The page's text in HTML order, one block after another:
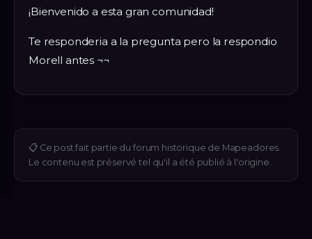
¡Bienvenido a esta gran comunidad!
Te responderia a la pregunta pero la respondio
Morell antes ¬¬
📋 Ce post fait partie du forum historique de Mapeadores.
Le contenu est préservé tel qu'il a été publié à l'origine.